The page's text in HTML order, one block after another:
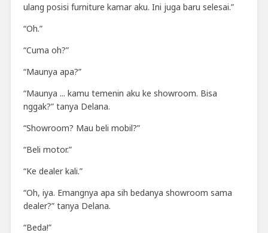
ulang posisi furniture kamar aku. Ini juga baru selesai.”
“Oh.”
“Cuma oh?”
“Maunya apa?”
“Maunya ... kamu temenin aku ke showroom. Bisa
nggak?” tanya Delana.
“Showroom? Mau beli mobil?”
“Beli motor.”
“Ke dealer kali.”
“Oh, iya. Emangnya apa sih bedanya showroom sama
dealer?” tanya Delana.
“Beda!”